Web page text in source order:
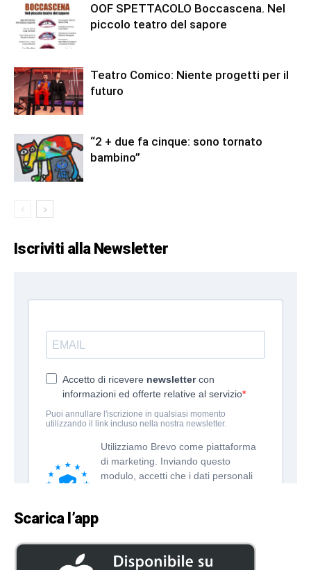
OOF SPETTACOLO Boccascena. Nel
piccolo teatro del sapore
Teatro Comico: Niente progetti per il
futuro
“2 + due fa cinque: sono tornato
bambino”
Iscriviti alla Newsletter
Scarica l’app